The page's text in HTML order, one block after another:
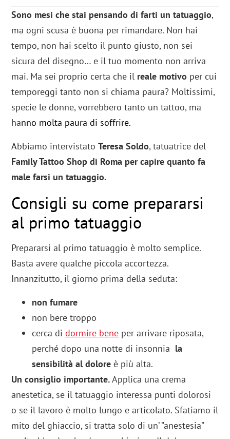
Sono mesi che stai pensando di farti un tatuaggio,
ma ogni scusa è buona per rimandare. Non hai
tempo, non hai scelto il punto giusto, non sei
sicura del disegno… e il tuo momento non arriva
mai. Ma sei proprio certa che il reale motivo per cui
temporeggi tanto non si chiama paura? Moltissimi,
specie le donne, vorrebbero tanto un tattoo, ma
hanno molta paura di soffrire.
Abbiamo intervistatoTeresa Soldo, tatuatrice del
Family Tattoo Shop di Roma per capire quanto fa
male farsi un tatuaggio.
Consigli su come prepararsi
al primo tatuaggio
Prepararsi al primo tatuaggio è molto semplice.
Basta avere qualche piccola accortezza.
Innanzitutto, il giorno prima della seduta:
non fumare
non bere troppo
cerca didormire bene per arrivare riposata,
perché dopo una notte di insonnia la
sensibilità al dolore è più alta.
Un consiglio importante.Applica una crema
anestetica, se il tatuaggio interessa punti dolorosi
o se il lavoro è molto lungo e articolato. Sfatiamo il
mito del ghiaccio, si tratta solo di un’ ”anestesia”